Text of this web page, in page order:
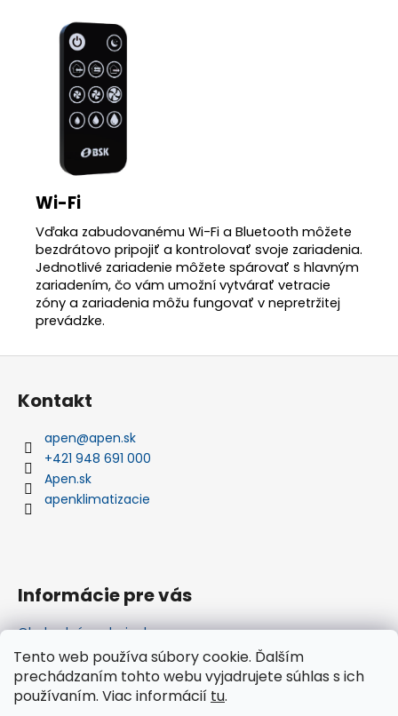
Tento web používa súbory cookie. Ďalším
prechádzaním tohto webu vyjadrujete súhlas s ich
používaním. Viac informácií tu.
Wi-Fi
Vďaka zabudovanému Wi-Fi a Bluetooth môžete
bezdrátovo pripojiť a kontrolovať svoje zariadenia.
Jednotlivé zariadenie môžete spárovať s hlavným
zariadením, čo vám umožní vytvárať vetracie
zóny a zariadenia môžu fungovať v nepretržitej
prevádzke.
Kontakt
apen@apen.sk
+421 948 691 000
Apen.sk
apenklimatizacie
Informácie pre vás
Obchodné podmienky
Podmienky ochrany osobných údajov
Nákup na splátky
Ako nakupovať na splátky cez Quatro